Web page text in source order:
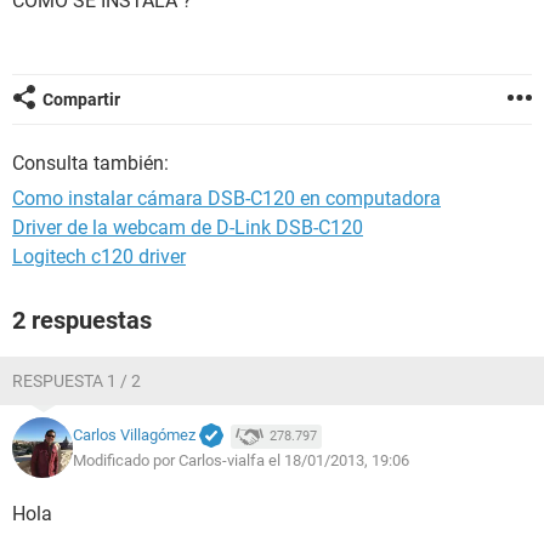
Compartir
Consulta también:
Como instalar cámara DSB-C120 en computadora
Driver de la webcam de D-Link DSB-C120
Logitech c120 driver
2 respuestas
RESPUESTA 1 / 2
Carlos Villagómez 278.797
Modificado por Carlos-vialfa el 18/01/2013, 19:06
Hola